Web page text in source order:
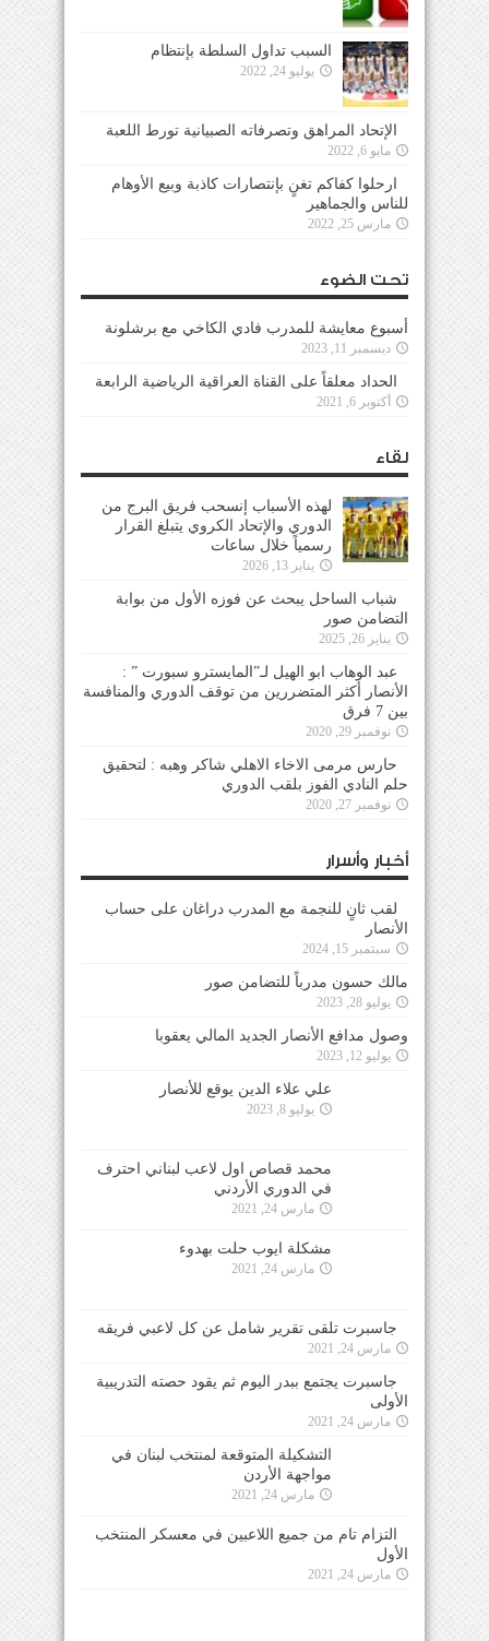
السبب تداول السلطة بإنتظام
يوليو 24, 2022
الإتحاد المراهق وتصرفاته الصبيانية تورط اللعبة
مايو 6, 2022
ارحلوا كفاكم تغنٍ بإنتصارات كاذبة وبيع الأوهام
للناس والجماهير
مارس 25, 2022
تحت الضوء
أسبوع معايشة للمدرب فادي الكاخي مع برشلونة
ديسمبر 11, 2023
الحداد معلقاً على القناة العراقية الرياضية الرابعة
أكتوبر 6, 2021
لقاء
لهذه الأسباب إنسحب فريق البرج من
الدوري والإتحاد الكروي يتبلغ القرار
رسمياً خلال ساعات
يناير 13, 2026
شباب الساحل يبحث عن فوزه الأول من بوابة
التضامن صور
يناير 26, 2025
عبد الوهاب ابو الهيل لـ”المايسترو سبورت ” :
الأنصار أكثر المتضررين من توقف الدوري والمنافسة
بين 7 فرق
نوفمبر 29, 2020
حارس مرمى الاخاء الاهلي شاكر وهبه : لتحقيق
حلم النادي الفوز بلقب الدوري
نوفمبر 27, 2020
أخبار وأسرار
لقب ثانٍ للنجمة مع المدرب دراغان على حساب
الأنصار
سبتمبر 15, 2024
مالك حسون مدرباً للتضامن صور
يوليو 28, 2023
وصول مدافع الأنصار الجديد المالي يعقوبا
يوليو 12, 2023
علي علاء الدين يوقع للأنصار
يوليو 8, 2023
محمد قصاص اول لاعب لبناني احترف
في الدوري الأردني
مارس 24, 2021
مشكلة ايوب حلت بهدوء
مارس 24, 2021
جاسبرت تلقى تقرير شامل عن كل لاعبي فريقه
مارس 24, 2021
جاسبرت يجتمع ببدر اليوم ثم يقود حصته التدريبية
الأولى
مارس 24, 2021
التشكيلة المتوقعة لمنتخب لبنان في مواجهة الأردن
التزام تام من جميع اللاعبين في معسكر المنتخب
الأول
مارس 24, 2021